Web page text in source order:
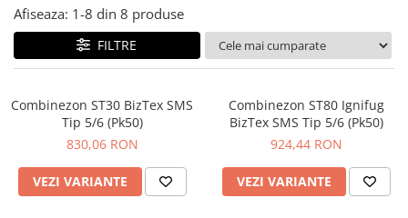
IMBRACAMINTE IMPERMEABILA
TRICOURI
UNICA FOLOSINTA
IMBRACAMINTE ESD
IMBRACAMINTE IGNIFUGATA,
ANTISTATICA
CIZME
SOSETE
ACCESORII
PROTECTIE CHIMICA
PROTECTIE SUDURA
ANTIVIBRATII
UNICA FOLOSINTA
PROTECTIE LA IMPACT
Afiseaza: 1-8 din 8 produse
FILTRE
Combinezon ST30 BizTex SMS
Tip 5/6 (Pk50)
830,06 RON
VEZI VARIANTE
Combinezon ST80 Ignifug
BizTex SMS Tip 5/6 (Pk50)
924,44 RON
VEZI VARIANTE